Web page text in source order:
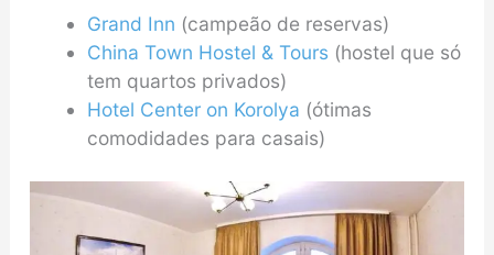
Grand Inn (campeão de reservas)
China Town Hostel & Tours (hostel que só
tem quartos privados)
Hotel Center on Korolya (ótimas
comodidades para casais)